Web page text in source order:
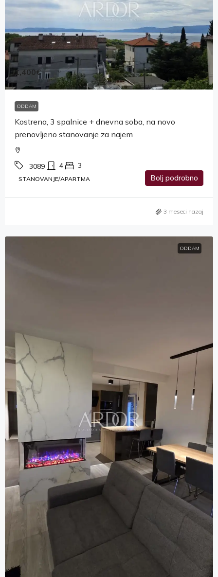
1,400€
ODDAM
Kostrena, 3 spalnice + dnevna soba, na novo
prenovljeno stanovanje za najem
3089 4 3
STANOVANJE/APARTMA Bolj podrobno
3 meseci nazaj
ODDAM